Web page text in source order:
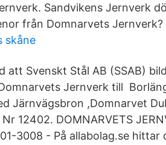
Sandvikens Jernverk
från Domnarvets Jernverk?
skåne
att Svenskt Stål AB (SSAB)
Jernverk till
Järnvägsbron ,​Domnarvet
12402. DOMNARVETS
3008 - På allabolag.se hittar